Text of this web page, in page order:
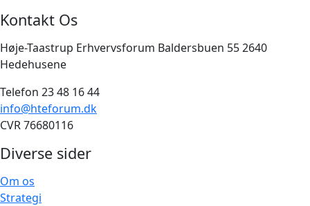
Kontakt Os
Høje-Taastrup Erhvervsforum Baldersbuen 55 2640
Hedehusene
Telefon 23 48 16 44
info@hteforum.dk
CVR 76680116
Diverse sider
Om os
Strategi